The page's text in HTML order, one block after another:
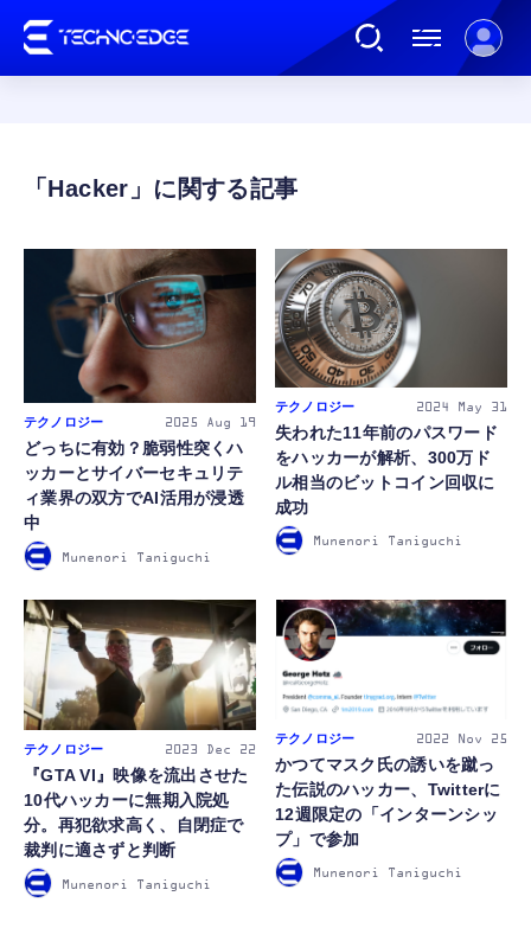
ガジェット
ゲーム
カルチャー
公式ストア
FOLLOW US
Hacker
テクノロジー 2025 Aug 19
どっちに有効？脆弱性突くハ
ッカーとサイバーセキュリテ
ィ業界の双方でAI活用が浸透
中
Munenori Taniguchi
テクノロジー 2024 May 31
失われた11年前のパスワード
をハッカーが解析、300万ド
ル相当のビットコイン回収に
成功
Munenori Taniguchi
テクノロジー 2023 Dec 22
『GTA VI』映像を流出させた
10代ハッカーに無期入院処
分。再犯欲求高く、自閉症で
裁判に適さずと判断
Munenori Taniguchi
テクノロジー 2022 Nov 25
かつてマスク氏の誘いを蹴っ
た伝説のハッカー、Twitterに
12週限定の「インターンシッ
プ」で参加
Munenori Taniguchi